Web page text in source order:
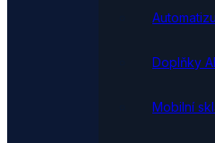
Doplňky
Mobilní